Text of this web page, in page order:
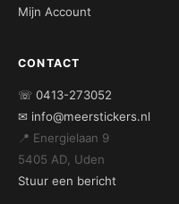
Mijn Account
CONTACT
☏ 0413-273052
✉ info@meerstickers.nl
📍 Energielaan 9
5405 AD, Uden
Stuur een bericht